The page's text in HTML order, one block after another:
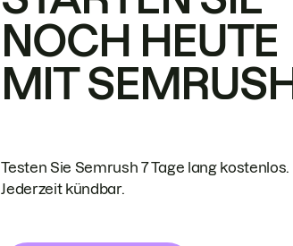
NOCH HEUTE
MIT
Testen Sie Semrush 7 Tage lang kostenlos.
Jederzeit kündbar.